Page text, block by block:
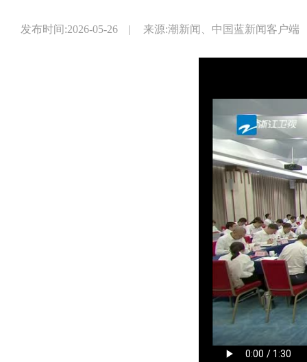
发布时间:2026-05-26 | 来源:潮新闻、中国蓝新闻客户端